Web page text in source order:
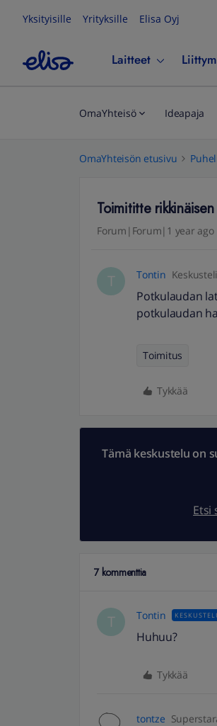
Yksityisille Yrityksille Elisa Oyj
Laitteet
OmaYhteisö Ideapaja
OmaYhteisön etusivu
Toimititte
Forum|Forum|1 year ago
T Tontin
Potkulaudan
potkulaudan
Toimitus
Tykkää
Tämä keskustelu on
Etsi
7 kommenttia
T Tontin
Huhuu?
Tykkää
tontze